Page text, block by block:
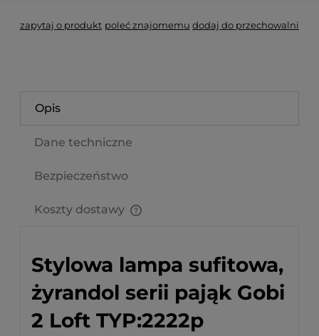
zapytaj o produkt poleć znajomemu dodaj do przechowalni
Opis
Dane techniczne
Bezpieczeństwo
Koszty dostawy
Stylowa lampa sufitowa,
żyrandol serii pająk Gobi
2 Loft TYP:2222p